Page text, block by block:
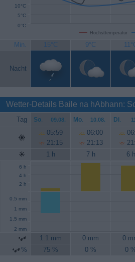
Höchsttemperatur
0°C
5°C
10°C
Min. 15°C 9°C
Nacht
Wetter-Details Baile na hAbhann:
Tag So. 09.08. Mo. 10.08. Di.
05:59
21:15
06:00
21:13
1 h
7 h 6 h
2 h
4 h
6 h
0.5 mm
1 mm
1.5 mm
2 mm
1.1 mm 0 mm 0
%
75 % 0 % 0